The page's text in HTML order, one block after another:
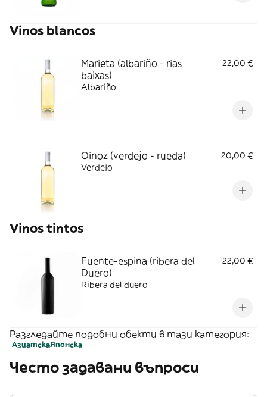
Vinos blancos
Marieta (albariño - rias
baixas)
22,00 €
Albariño
Oinoz (verdejo - rueda)
20,00 €
Verdejo
Vinos tintos
Fuente-espina (ribera del
Duero)
22,00 €
Ribera del duero
Разгледайте подобни обекти в тази категория:
АзиатскаЯпонска
Често задавани въпроси